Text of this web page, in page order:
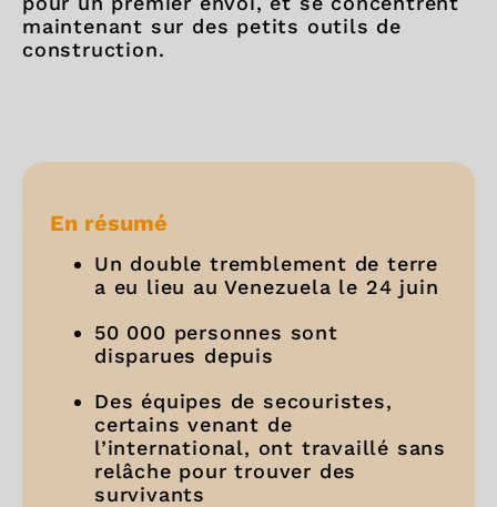
maintenant sur des petits outils de
construction.
En résumé
Un double tremblement de terre
a eu lieu au Venezuela le 24 juin
50 000 personnes sont
disparues depuis
Des équipes de secouristes,
certains venant de
l’international, ont travaillé sans
relâche pour trouver des
survivants